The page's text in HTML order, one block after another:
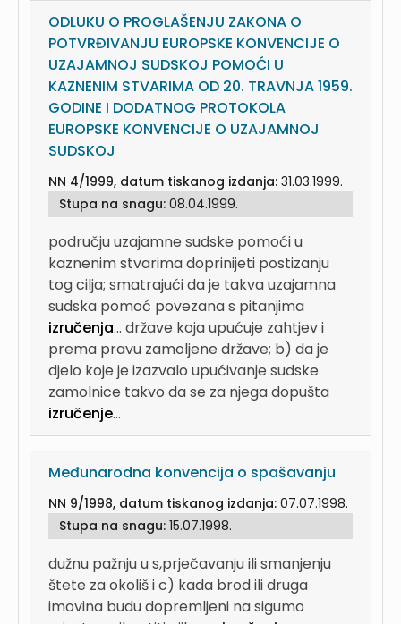
ODLUKU O PROGLAŠENJU ZAKONA O
POTVRĐIVANJU EUROPSKE KONVENCIJE O
UZAJAMNOJ SUDSKOJ POMOĆI U
KAZNENIM STVARIMA OD 20. TRAVNJA 1959.
GODINE I DODATNOG PROTOKOLA
EUROPSKE KONVENCIJE O UZAJAMNOJ
SUDSKOJ
NN 4/1999, datum tiskanog izdanja: 31.03.1999.
Stupa na snagu: 08.04.1999.
području uzajamne sudske pomoći u
kaznenim stvarima doprinijeti postizanju
tog cilja; smatrajući da je takva uzajamna
sudska pomoć povezana s pitanjima
izručenja... države koja upućuje zahtjev i
prema pravu zamoljene države; b) da je
djelo koje je izazvalo upućivanje sudske
zamolnice takvo da se za njega dopušta
izručenje...
Međunarodna konvencija o spašavanju
NN 9/1998, datum tiskanog izdanja: 07.07.1998.
Stupa na snagu: 15.07.1998.
dužnu pažnju u s,prječavanju ili smanjenju
štete za okoliš i c) kada brod ili druga
imovina budu dopremljeni na sigumo